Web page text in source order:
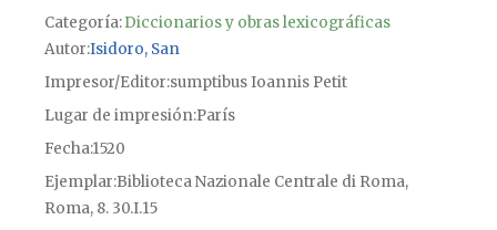
Categoría:Diccionarios y obras lexicográficas
Autor Isidoro, San
Impresor/Editor sumptibus Ioannis Petit
Lugar de impresiónParís
Fecha1520
Ejemplar Biblioteca Nazionale Centrale di Roma,
Roma, 8. 30.I.15